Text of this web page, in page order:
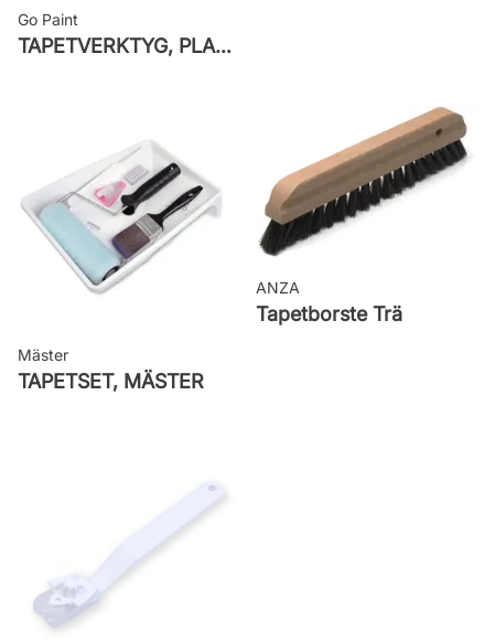
Go Paint
TAPETVERKTYG, PLAST GO PAINT
Mäster
TAPETSET, MÄSTER
ANZA
Tapetborste Trä